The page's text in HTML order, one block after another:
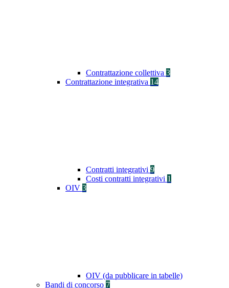
Contrattazione collettiva 3
Contrattazione integrativa 14
Contratti integrativi 9
Costi contratti integrativi 1
OIV 3
OIV (da pubblicare in tabelle)
Bandi di concorso 7